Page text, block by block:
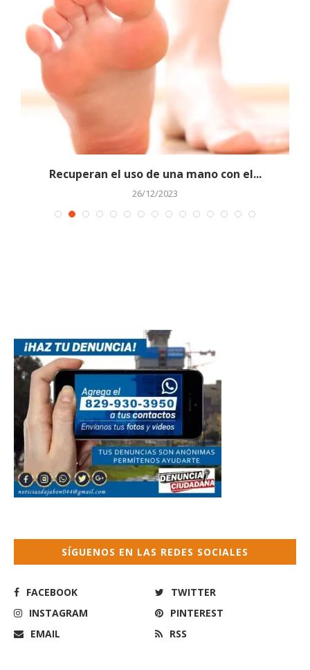
Recuperan el uso de una mano con el...
26/12/2023
SÍGUENOS EN LAS REDES SOCIALES
FACEBOOK
TWITTER
INSTAGRAM
PINTEREST
EMAIL
RSS